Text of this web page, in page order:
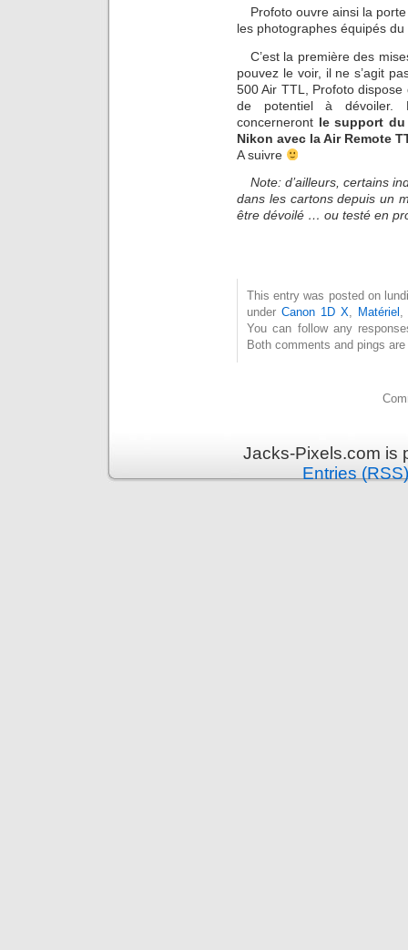
Profoto ouvre ainsi la
les photographes équipés
C’est la première des
pouvez le voir, il ne s’agit
500 Air TTL, Profoto
de potentiel à dévoiler.
concerneront le support du
Nikon avec la Air Remote
A suivre
Note: d’ailleurs, certains
dans les cartons depuis un
être dévoilé … ou testé en
This entry was posted on
under Canon 1D X Matériel
You can follow any
Both comments and pings
Jacks-Pixels.com is
Entries (RSS)